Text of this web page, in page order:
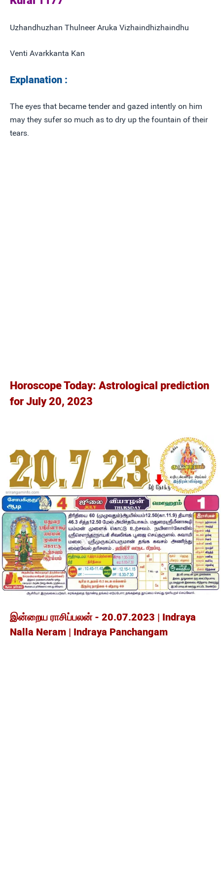
Uzhandhuzhan Thulneer Aruka Vizhaindhizhaindhu
Venti Avarkkanta Kan
Explanation :
The eyes that became tender and gazed intently on him
may they sufer so much as to dry up the fountain of their
tears.
Horoscope Today: Astrological prediction
for July 20, 2023
இன்றைய ராசிப்பலன் - 20.07.2023 | Indraya
Nalla Neram | Indraya Panchangam